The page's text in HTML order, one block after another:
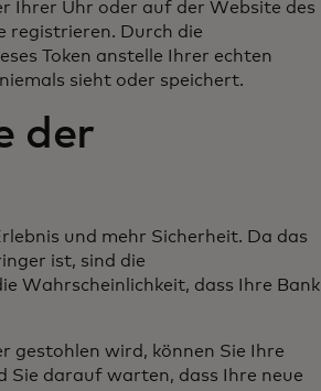
Ihrer Uhr oder auf der Website des
registrieren. Durch die
Token anstelle Ihrer echten
sieht oder speichert.
der
und mehr Sicherheit. Da das
ist, sind die
Wahrscheinlichkeit, dass Ihre Bank
gestohlen wird, können Sie Ihre
darauf warten, dass Ihre neue